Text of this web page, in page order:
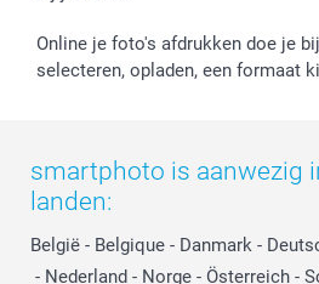
Online je foto's afdrukken doe je
selecteren, opladen, een formaat
smartphoto is aanwezig
landen:
België - Belgique - Danmark -
- Nederland - Norge - Österreich -